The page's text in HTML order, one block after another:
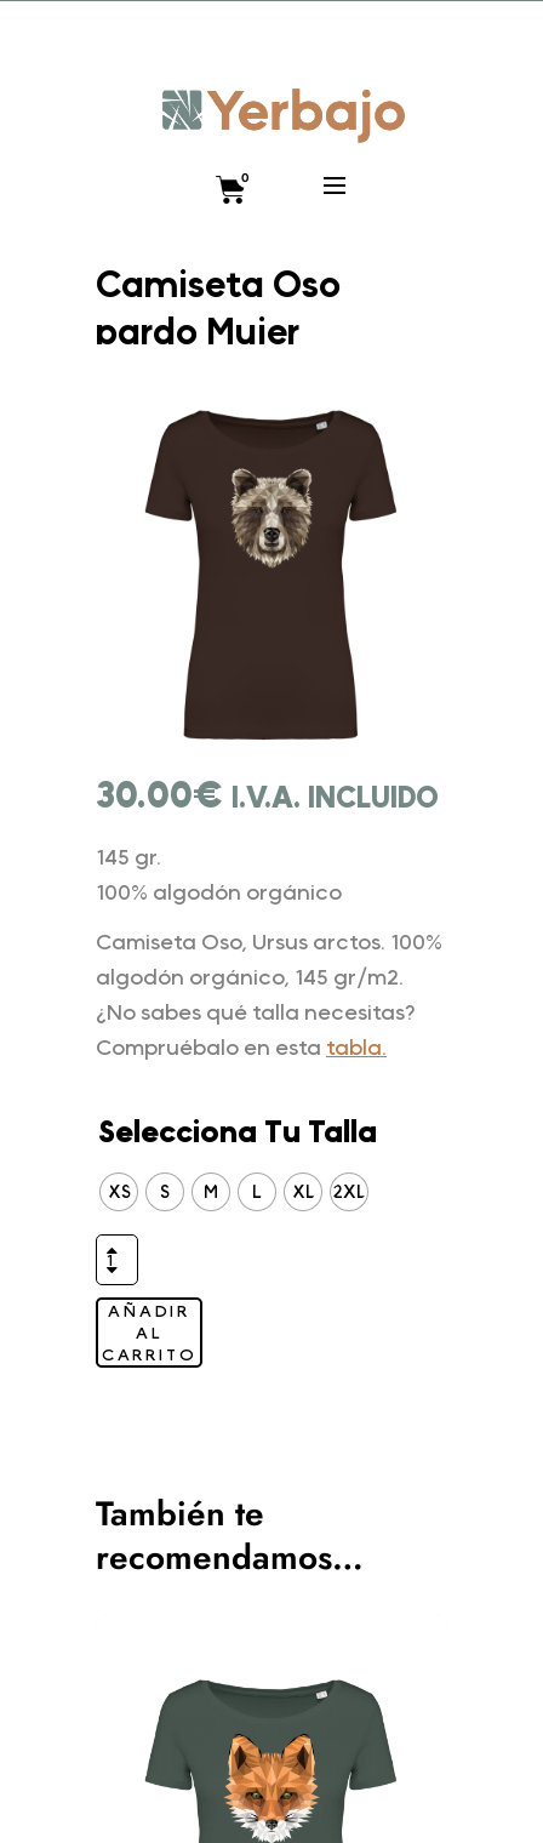
0
Camiseta Oso
pardo Mujer
30.00€ I.V.A. INCLUIDO
145 gr.
100% algodón orgánico
Camiseta Oso, Ursus arctos. 100%
algodón orgánico, 145 gr/m2.
¿No sabes qué talla necesitas?
Compruébalo en esta tabla.
Selecciona Tu Talla
XS S M L XL 2XL
AÑADIR
AL
CARRITO
También te
recomendamos…